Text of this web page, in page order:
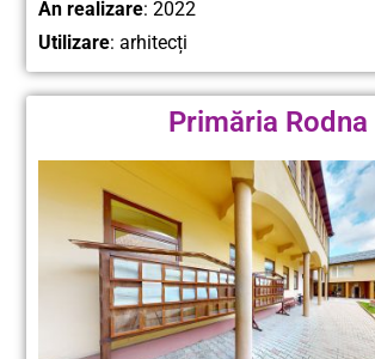
An realizare: 2022
Utilizare: arhitecți
Primăria Rodna